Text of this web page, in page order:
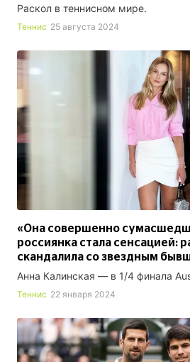
Раскол в теннисном мире.
Теннис 25 августа 2024
«Она совершенно
россиянка стала сенсацией:
скандалила со звездным
Анна Калинская — в 1/4 финала
Теннис 22 января 2024